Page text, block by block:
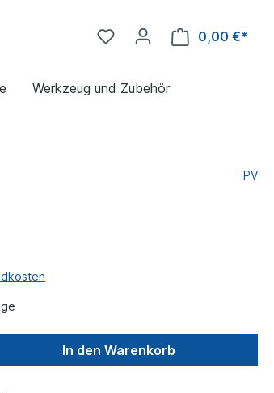
0,00 €*
Werkzeug und Zubehör
PV
In den Warenkorb